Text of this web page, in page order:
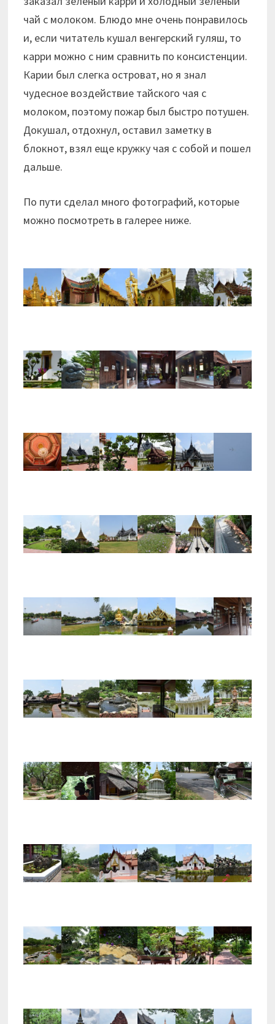
чай с молоком. Блюдо мне очень понравилось
и, если читатель кушал венгерский гуляш, то
карри можно с ним сравнить по консистенции.
Карии был слегка островат, но я знал
чудесное воздействие тайского чая с
молоком, поэтому пожар был быстро потушен.
Докушал, отдохнул, оставил заметку в
блокнот, взял еще кружку чая с собой и пошел
дальше.
По пути сделал много фотографий, которые
можно посмотреть в галерее ниже.